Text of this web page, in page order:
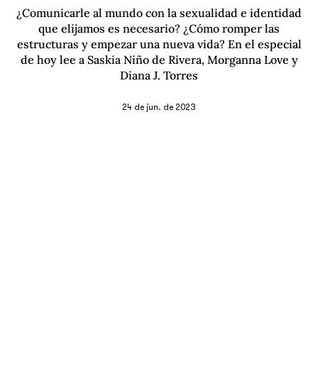
¿Comunicarle al mundo con la sexualidad e identidad
que elijamos es necesario? ¿Cómo romper las
estructuras y empezar una nueva vida? En el especial
de hoy lee a Saskia Niño de Rivera, Morganna Love y
Diana J. Torres
24 de jun. de 2023